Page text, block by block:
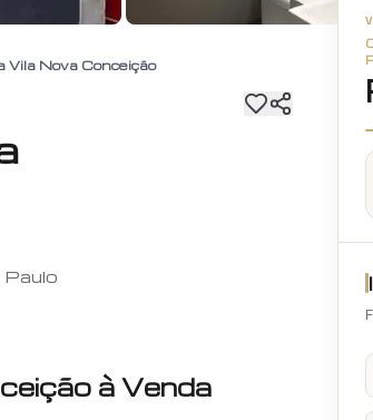
Vila Nova Conceição
à Venda